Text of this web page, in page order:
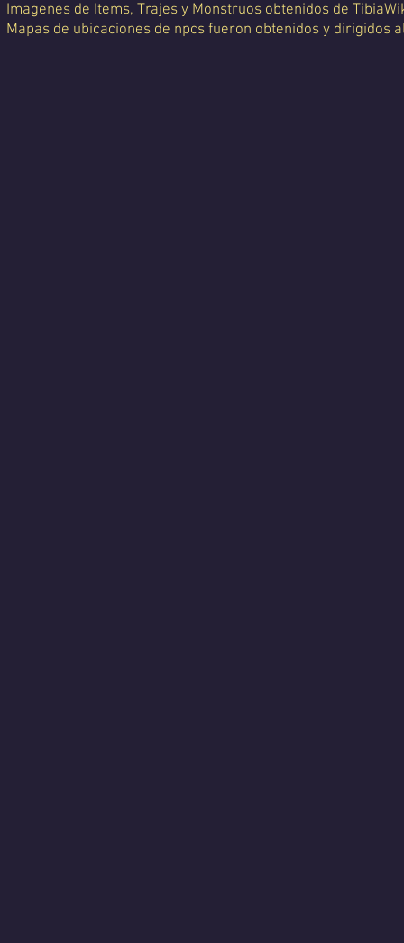
Imagenes de Items, Trajes y Monstruos obtenidos de
Mapas de ubicaciones de npcs fueron obtenidos y dirigidos